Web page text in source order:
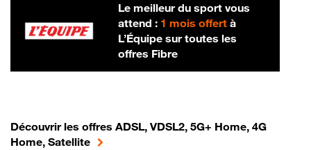
Le meilleur du sport vous
attend : 1 mois offertà
L’Équipe sur toutes les
offres Fibre
Découvrir les offres ADSL, VDSL2, 5G+ Home, 4G
Home, Satellite